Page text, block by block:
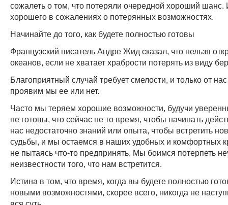
сожалеть о том, что потеряли очередной хороший шанс.
хорошего в сожалениях о потерянных возможностях.
Начинайте до того, как будете полностью готовы
Французский писатель Андре Жид сказал, что нельзя
океанов, если не хватает храбрости потерять из виду
Благоприятный случай требует смелости, и только от нас
проявим мы ее или нет.
Часто мы теряем хорошие возможности, будучи
не готовы, что сейчас не то время, чтобы начинать
нас недостаточно знаний или опыта, чтобы встретить
судьбы, и мы остаемся в наших удобных и комфортных
не пытаясь что-то предпринять. Мы боимся потерпеть
неизвестности того, что нам встретится.
Истина в том, что время, когда вы будете полностью
новыми возможностями, скорее всего, никогда не